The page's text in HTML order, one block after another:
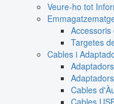
Veure-ho tot
Targetes
Cables i
Cables